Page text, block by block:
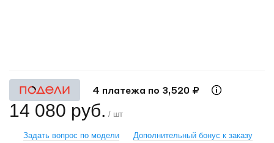
4 платежа по 3,520 ₽
14 080 руб. / шт
Задать вопрос по модели Дополнительный бонус к заказу